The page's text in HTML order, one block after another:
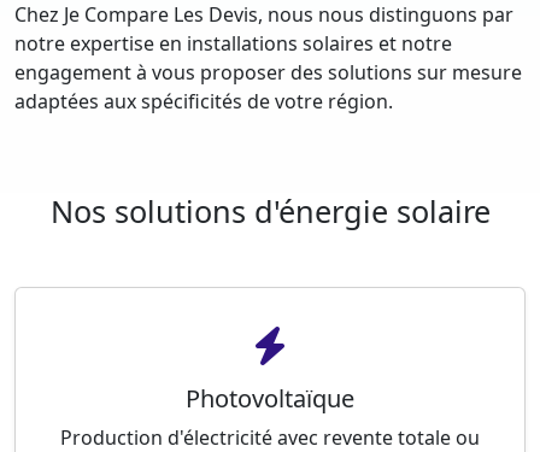
Chez Je Compare Les Devis, nous nous distinguons par
notre expertise en installations solaires et notre
engagement à vous proposer des solutions sur mesure
adaptées aux spécificités de votre région.
Nos solutions d'énergie solaire
Photovoltaïque
Production d'électricité avec revente totale ou